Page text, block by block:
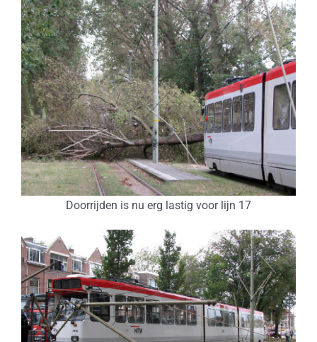
Doorrijden is nu erg lastig voor lijn 17